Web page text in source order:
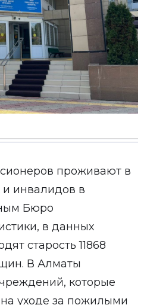
проживают в
инвалидов в
Бюро
в данных
старость 11868
В Алматы
которые
уходе за пожилыми